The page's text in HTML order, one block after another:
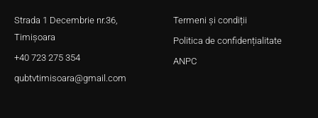
Strada 1 Decembrie nr.36,
Timișoara
+40 723 275 354
qubtvtimisoara@gmail.com
Termeni și condiții
Politica de confidențialitate
ANPC